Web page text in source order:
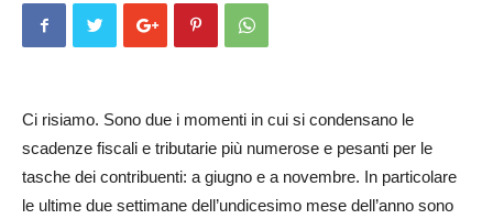
Ci risiamo. Sono due i momenti in cui si condensano le
scadenze fiscali e tributarie più numerose e pesanti per le
tasche dei contribuenti: a giugno e a novembre. In particolare
le ultime due settimane dell’undicesimo mese dell’anno sono